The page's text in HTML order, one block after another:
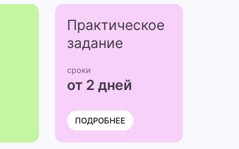
Практичес­кое
задание
сроки
от 2 дней
ПОДРОБНЕЕ